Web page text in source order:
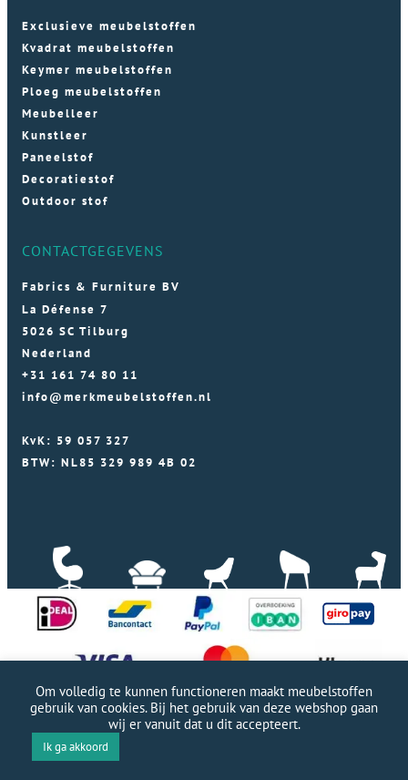
Exclusieve meubelstoffen
Kvadrat meubelstoffen
Keymer meubelstoffen
Ploeg meubelstoffen
Meubelleer
Kunstleer
Paneelstof
Decoratiestof
Outdoor stof
CONTACTGEGEVENS
Fabrics & Furniture BV
La Défense 7
5026 SC Tilburg
Nederland
+31 161 74 80 11
info@merkmeubelstoffen.nl
KvK: 59 057 327
BTW: NL85 329 989 4B 02
Professionele WordPress website door Webworx
Copyright Merkmeubelstoffen 2026
Om volledig te kunnen functioneren maakt meubelstoffen
gebruik van cookies. Bij het gebruik van deze webshop gaan
wij er vanuit dat u dit accepteert.
Ik ga akkoord